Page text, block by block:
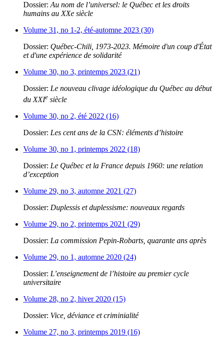
Dossier: Au nom de l’universel: le Québec et les droits
humains au XXe siècle
Volume 31, no 1-2, été-automne 2023 (30)
Dossier: Québec-Chili, 1973-2023. Mémoire d'un coup d'État
et d'une expérience de solidarité
Volume 30, no 3, printemps 2023 (21)
Dossier: Le nouveau clivage idéologique du Québec au début
du XXIe siècle
Volume 30, no 2, été 2022 (16)
Dossier: Les cent ans de la CSN: éléments d’histoire
Volume 30, no 1, printemps 2022 (18)
Dossier: Le Québec et la France depuis 1960: une relation
d’exception
Volume 29, no 3, automne 2021 (27)
Dossier: Duplessis et duplessisme: nouveaux regards
Volume 29, no 2, printemps 2021 (29)
Dossier: La commission Pepin-Robarts, quarante ans après
Volume 29, no 1, automne 2020 (24)
Dossier: L’enseignement de l’histoire au premier cycle
universitaire
Volume 28, no 2, hiver 2020 (15)
Dossier: Vice, déviance et criminialité
Volume 27, no 3, printemps 2019 (16)